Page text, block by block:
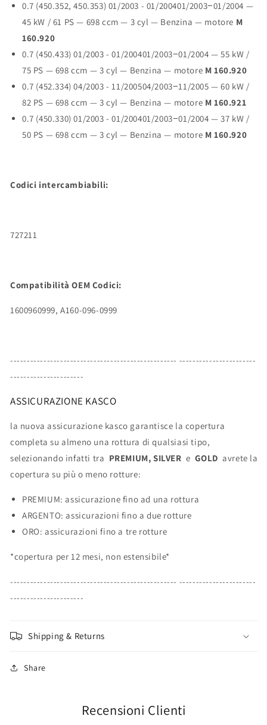
0.7 (450.352, 450.353) 01/2003 - 01/200401/2003−01/2004 —
45 kW / 61 PS — 698 ccm — 3 cyl — Benzina — motore M
160.920
0.7 (450.433)01/2003 - 01/200401/2003−01/2004 — 55 kW /
75 PS — 698 ccm — 3 cyl — Benzina — motore M 160.920
0.7 (452.334)04/2003 - 11/200504/2003−11/2005 — 60 kW /
82 PS — 698 ccm — 3 cyl — Benzina — motore M 160.921
0.7 (450.330)01/2003 - 01/200401/2003−01/2004 — 37 kW /
50 PS — 698 ccm — 3 cyl — Benzina — motore M 160.920
Codici intercambiabili:
727211
Compatibilità OEM Codici:
1600960999, A160-096-0999
-------------------------------------------------- -----------------------
----------------------
ASSICURAZIONE KASCO
la nuova assicurazione kasco garantisce la copertura
completa su almeno una rottura di qualsiasi tipo,
selezionando infatti tra PREMIUM, SILVER e GOLD avrete la
copertura su più o meno rotture:
PREMIUM: assicurazione fino ad una rottura
ARGENTO: assicurazioni fino a due rotture
ORO: assicurazioni fino a tre rotture
*copertura per 12 mesi, non estensibile*
-------------------------------------------------- -----------------------
----------------------
Shipping & Returns
Share
Recensioni Clienti